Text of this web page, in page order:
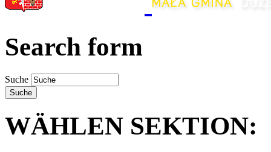
Search form
Suche
WÄHLEN SEKTION: